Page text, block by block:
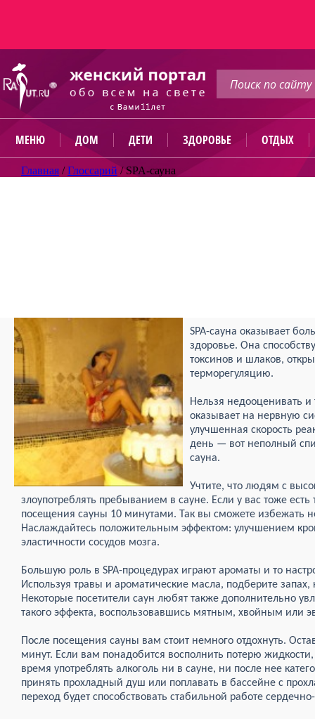
МЕНЮ ДОМ ДЕТИ ЗДОРОВЬЕ ОТДЫХ
Главная /Глоссарий /SPA-сауна
SPA-сауна оказывает
здоровье. Она
токсинов и шлаков,
терморегуляцию.
Нельзя недооценивать и
оказывает на нервную
улучшенная скорость
день — вот неполный
сауна.
Учтите, что людям с
злоупотреблять пребыванием в сауне. Если у вас тоже
посещения сауны 10 минутами. Так вы сможете избежать
Наслаждайтесь положительным эффектом: улучшением
эластичности сосудов мозга.
Большую роль в SPA-процедурах играют ароматы и то
Используя травы и ароматические масла, подберите
Некоторые посетители саун любят также дополнительно
такого эффекта, воспользовавшись мятным, хвойным или
После посещения сауны вам стоит немного отдохнуть.
минут. Если вам понадобится восполнить потерю
время употреблять алкоголь ни в сауне, ни после нее
принять прохладный душ или поплавать в бассейне с
переход будет способствовать стабильной работе